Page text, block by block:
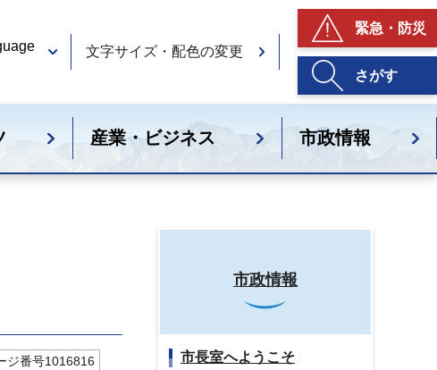
文字サイズ・配色の変更
緊急・防災
さがす
産業・ビジネス 市政情報
ジ番号1016816
市政情報
市長室へようこそ